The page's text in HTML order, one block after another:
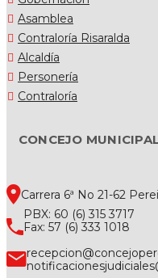
Asamblea
Contraloría Risaralda
Alcaldía
Personería
Contraloría
CONCEJO
Carrera 6ª No 21-62
PBX: 60 (6) 315 3717
Fax: 57 (6) 333 1018